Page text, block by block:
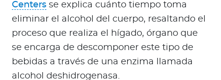
Centers se explica cuánto tiempo toma
eliminar el alcohol del cuerpo, resaltando el
proceso que realiza el hígado, órgano que
se encarga de descomponer este tipo de
bebidas a través de una enzima llamada
alcohol deshidrogenasa.